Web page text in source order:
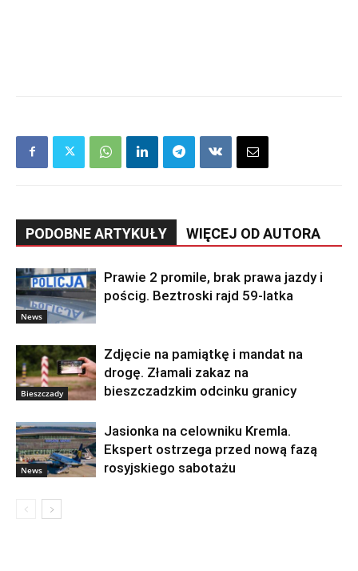
PODOBNE ARTYKUŁY WIĘCEJ OD AUTORA
News
Prawie 2 promile, brak prawa jazdy i
pościg. Beztroski rajd 59-latka
Bieszczady
Zdjęcie na pamiątkę i mandat na
drogę. Złamali zakaz na
bieszczadzkim odcinku granicy
News
Jasionka na celowniku Kremla.
Ekspert ostrzega przed nową fazą
rosyjskiego sabotażu